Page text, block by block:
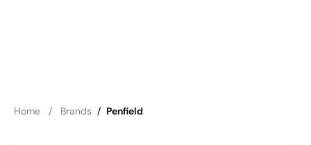
Home Brands / Penfield